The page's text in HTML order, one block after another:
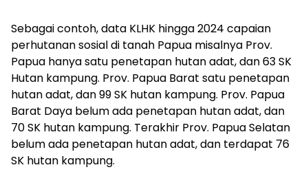
Sebagai contoh, data KLHK hingga 2024 capaian
perhutanan sosial di tanah Papua misalnya Prov.
Papua hanya satu penetapan hutan adat, dan 63 SK
Hutan kampung. Prov. Papua Barat satu penetapan
hutan adat, dan 99 SK hutan kampung. Prov. Papua
Barat Daya belum ada penetapan hutan adat, dan
70 SK hutan kampung. Terakhir Prov. Papua Selatan
belum ada penetapan hutan adat, dan terdapat 76
SK hutan kampung.